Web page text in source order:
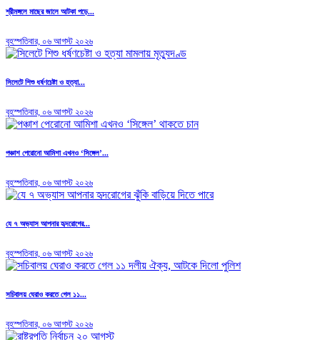
শ্রীমঙ্গলে মাছের জালে আটকা পড়ে...
বৃহস্পতিবার, ০৬ আগস্ট ২০২৬
সিলেটে শিশু ধর্ষণচেষ্টা ও হত্যা...
বৃহস্পতিবার, ০৬ আগস্ট ২০২৬
পঞ্চাশ পেরোনো আমিশা এখনও ‘সিঙ্গেল’...
বৃহস্পতিবার, ০৬ আগস্ট ২০২৬
যে ৭ অভ্যাস আপনার হৃদরোগের...
বৃহস্পতিবার, ০৬ আগস্ট ২০২৬
সচিবালয় ঘেরাও করতে গেল ১১...
বৃহস্পতিবার, ০৬ আগস্ট ২০২৬